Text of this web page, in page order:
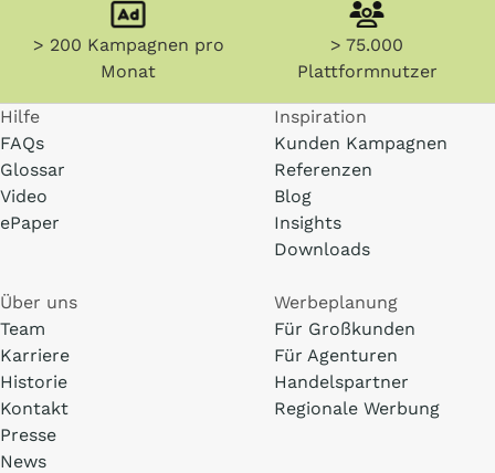
> 200 Kampagnen pro
Monat
> 75.000
Plattformnutzer
Hilfe
FAQs
Glossar
Video
ePaper
Inspiration
Kunden Kampagnen
Referenzen
Blog
Insights
Downloads
Über uns
Team
Karriere
Historie
Kontakt
Presse
News
Werbeplanung
Für Großkunden
Für Agenturen
Handelspartner
Regionale Werbung